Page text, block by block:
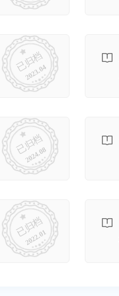
已归档
2023.04
已归档
2024.08
已归档
2022.01